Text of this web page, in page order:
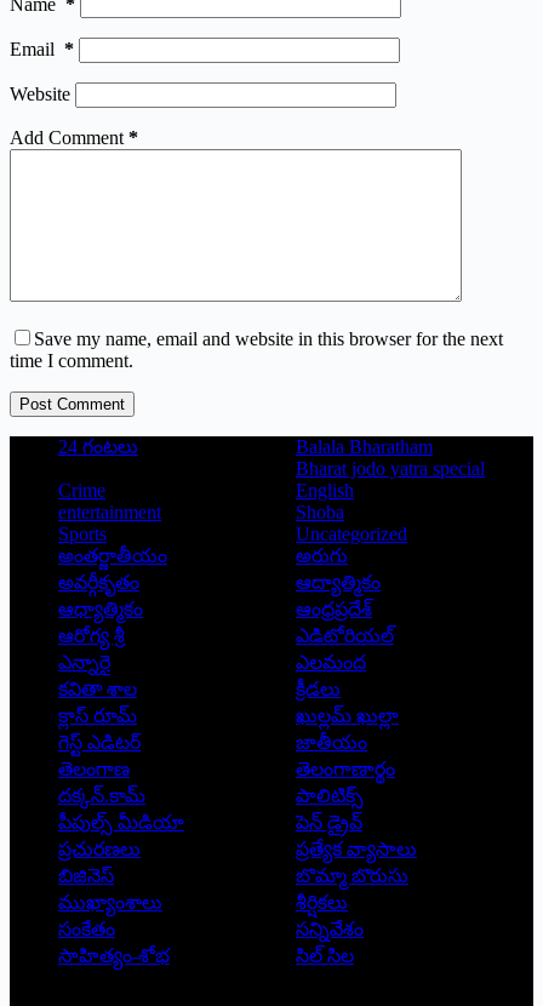
Name *
Email *
Website
Add Comment *
Save my name, email and website in this browser for the next
time I comment.
Post Comment
24 గంటలు
Balala Bharatham
Bharat jodo yatra special
Crime
English
entertainment
Shoba
Sports
Uncategorized
అంతర్జాతీయం
అరుగు
అవర్గీకృతం
ఆద్యాత్మికం
ఆధ్యాత్మికం
ఆంధ్రప్రదేశ్
ఆరోగ్య శ్రీ
ఎడిటోరియల్
ఎన్నారై
ఎలమంద
కవితా శాల
క్రీడలు
క్లాస్ రూమ్
ఖుల్లమ్ ఖుల్లా
గెస్ట్ ఎడిటర్
జాతీయం
తెలంగాణ
తెలంగాణార్థం
దక్కన్.కామ్
పాలిటిక్స్
పీపుల్స్ ‌మీడియా
పెన్ డ్రైవ్
ప్రచురణలు
ప్రత్యేక వ్యాసాలు
బిజినెస్
బొమ్మా బొరుసు
ముఖ్యాంశాలు
శీర్షికలు
సంకేతం
సన్నివేశం
సాహిత్యం-శోభ
సిల్ సిల